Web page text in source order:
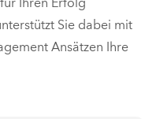
Ihren Erfolg
Sie dabei mit
Ansätzen Ihre